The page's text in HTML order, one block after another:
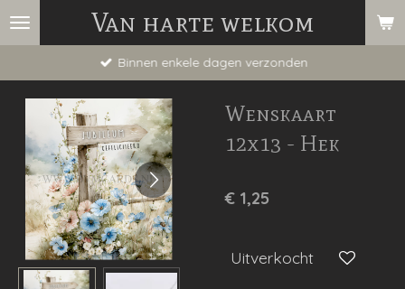
Ga
hoofdinhoud
Van harte welkom
Binnen enkele dagen verzonden
Wenskaart
12x13 - Hek
€ 1,25
Uitverkocht